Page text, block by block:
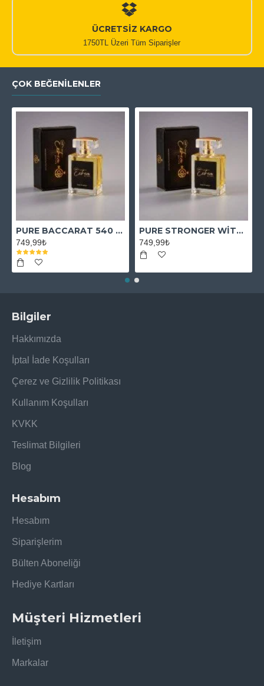
ÜCRETSİZ KARGO
1750TL Üzeri Tüm Siparişler
ÇOK BEĞENILENLER
PURE BACCARAT 540 EXTRAİT
749,99₺
PURE STRONGER WİTH YOU ABSOLUTELY
749,99₺
Bilgiler
Hakkımızda
İptal İade Koşulları
Çerez ve Gizlilik Politikası
Kullanım Koşulları
KVKK
Teslimat Bilgileri
Blog
Hesabım
Hesabım
Siparişlerim
Bülten Aboneliği
Hediye Kartları
Müşteri Hizmetleri
İletişim
Markalar